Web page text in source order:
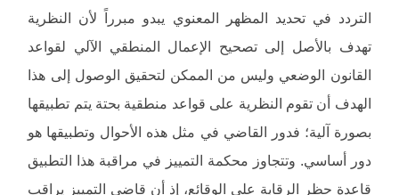
التردد في تحديد المظهر المعنوي يبدو مبرراً لأن النظرية
تهدف بالأصل إلى تصحيح الإعمال المنطقي الآلي لقواعد
القانون الوضعي وليس من الممكن لتحقيق الوصول إلى هذا
الهدف أن تقوم النظرية على قواعد منطقية بحتة يتم تطبيقها
بصورة آلية؛ فدور القاضي في مثل هذه الأحوال وتطبيقها هو
دور أساسي. وتتجاوز محكمة التمييز في مراقبة هذا التطبيق
قاعدة حظر الرقابة على الوقائع، إذ أن قاضي التمييز يراقب